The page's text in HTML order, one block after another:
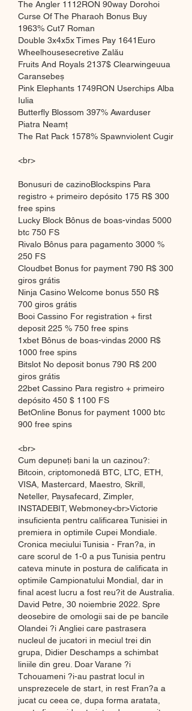
The Angler 1112RON 90way Dorohoi
Curse Of The Pharaoh Bonus Buy
1963% Cut7 Roman
Double 3x4x5x Times Pay 1641Euro
Wheelhousesecretive Zalău
Fruits And Royals 2137$ Clearwingeuua
Caransebeș
Pink Elephants 1749RON Userchips Alba
Iulia
Butterfly Blossom 397% Awarduser
Piatra Neamț
<br>
Bonusuri de cazinoBlockspins Para
registro + primeiro depósito 175 R$ 300
free spins
Lucky Block Bônus de boas-vindas 5000
btc 750 FS
Rivalo Bônus para pagamento 3000 %
250 FS
Cloudbet Bonus for payment 790 R$ 300
giros grátis
Ninja Casino Welcome bonus 550 R$
700 giros grátis
Booi Cassino For registration + first
deposit 225 % 750 free spins
1xbet Bônus de boas-vindas 2000 R$
1000 free spins
Bitslot No deposit bonus 790 R$ 200
giros grátis
22bet Cassino Para registro + primeiro
depósito 450 $ 1100 FS
BetOnline Bonus for payment 1000 btc
900 free spins
<br>
Cum depuneți bani la un cazinou?:
Bitcoin, criptomonedă BTC, LTC, ETH,
VISA, Mastercard, Maestro, Skrill,
Neteller, Paysafecard, Zimpler,
INSTADEBIT, Webmoney<br>Victorie
insuficienta pentru calificarea Tunisiei in
premiera in optimile Cupei Mondiale.
Cronica meciului Tunisia - Fran?a, in
care scorul de 1-0 a pus Tunisia pentru
cateva minute in postura de calificata in
optimile Campionatului Mondial, dar in
final acest lucru a fost reu?it de Australia.
David Petre, 30 noiembrie 2022. Spre
deosebire de omologii sai de pe bancile
Olandei ?i Angliei care pastrasera
nucleul de jucatori in meciul trei din
grupa, Didier Deschamps a schimbat
liniile din greu. Doar Varane ?i
Tchouameni ?i-au pastrat locul in
unsprezecele de start, in rest Fran?a a
jucat cu ceea ce, dupa forma aratata,